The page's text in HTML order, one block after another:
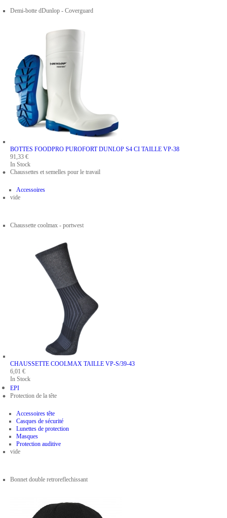
Demi-botte dDunlop - Coverguard
BOTTES FOODPRO PUROFORT DUNLOP S4 CI TAILLE VP-38
91,33 €
In Stock
Chaussettes et semelles pour le travail
Accessoires
vide
Chaussette coolmax - portwest
CHAUSSETTE COOLMAX TAILLE VP-S/39-43
6,01 €
In Stock
EPI
Protection de la tête
Accessoires tête
Casques de sécurité
Lunettes de protection
Masques
Protection auditive
vide
Bonnet double retroreflechissant